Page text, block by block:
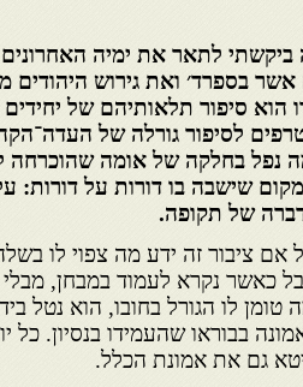
ביקשתי לתאר את ימיה האחרונים
אשר בספרד׳ ואת גירוש
הוא סיפור תלאותיהם של יחידים
לסיפור גורלה של
נפל בחלקה של אומה
שישבה בו דורות על דורות:
של תקופה.
אם ציבור זה ידע מה צפוי לו
כאשר נקרא לעמוד במבחן, מבלי
טומן לו הגורל בחובו, הוא נטל
בבוראו שהעמידו בנסיון. כל
גם את אמונת הכלל.